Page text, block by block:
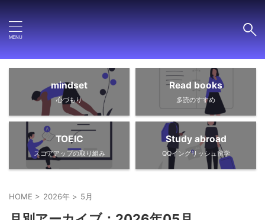
mindset
心づもり
Read books
多読のすすめ
TOEIC
スコアアップの取り組み
Study abroad
QQイングリッシュ留学
HOME > 2026年 > 5月